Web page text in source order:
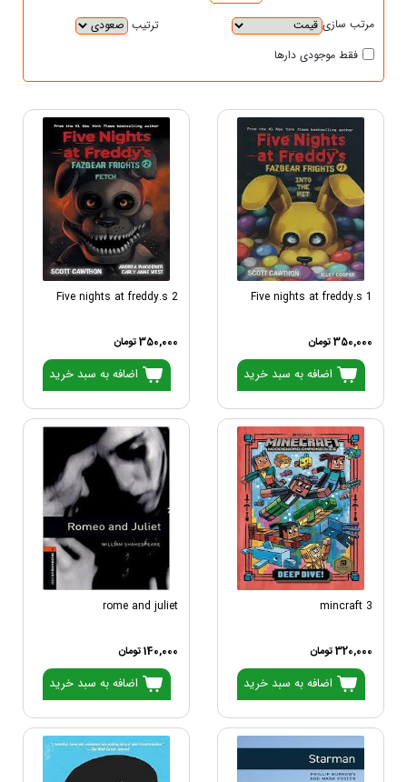
مرتب سازی ترتیب
فقط موجودی دارها
Five nights at freddy.s 1
350,000 تومان
اضافه به سبد خرید
Five nights at freddy.s 2
350,000 تومان
اضافه به سبد خرید
mincraft 3
320,000 تومان
اضافه به سبد خرید
rome and juliet
140,000 تومان
اضافه به سبد خرید